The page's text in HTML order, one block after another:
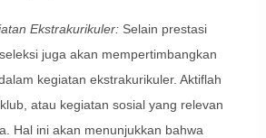
Ekstrakurikuler:Selain prestasi
juga akan mempertimbangkan
kegiatan ekstrakurikuler. Aktiflah
atau kegiatan sosial yang relevan
Hal ini akan menunjukkan bahwa